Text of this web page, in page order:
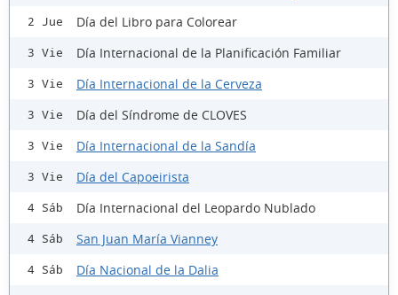
2 Jue Día del Libro para Colorear
3 Vie Día Internacional de la Planificación Familiar
3 Vie Día Internacional de la Cerveza
3 Vie Día del Síndrome de CLOVES
3 Vie Día Internacional de la Sandía
3 Vie Día del Capoeirista
4 Sáb Día Internacional del Leopardo Nublado
4 Sáb San Juan María Vianney
4 Sáb Día Nacional de la Dalia